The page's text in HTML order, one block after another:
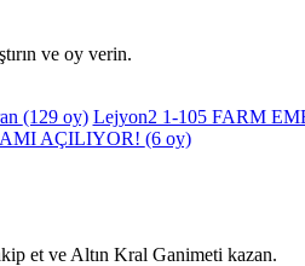
ve oy verin.
(129 oy) Lejyon2 1-105 FARM
AÇILIYOR! (6 oy)
et ve Altın Kral Ganimeti kazan.